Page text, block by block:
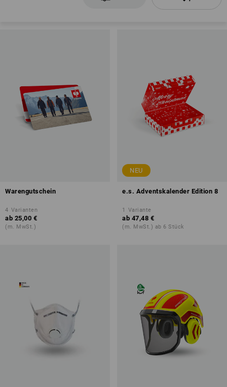
Warengutschein
4 Varianten
ab 25,00 €
(m. MwSt.)
NEU
e.s. Adventskalender Edition 8
1 Variante
ab 47,48 €
(m. MwSt.) ab 6 Stück